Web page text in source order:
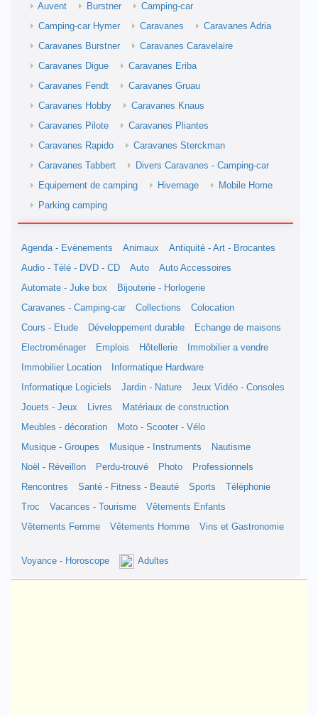
Auvent
Burstner
Camping-car
Camping-car Hymer
Caravanes
Caravanes Adria
Caravanes Burstner
Caravanes Caravelaire
Caravanes Digue
Caravanes Eriba
Caravanes Fendt
Caravanes Gruau
Caravanes Hobby
Caravanes Knaus
Caravanes Pilote
Caravanes Pliantes
Caravanes Rapido
Caravanes Sterckman
Caravanes Tabbert
Divers Caravanes - Camping-car
Equipement de camping
Hivernage
Mobile Home
Parking camping
Agenda - Evènements Animaux
Antiquité - Art - Brocantes
Audio - Télé - DVD - CD
Auto
Auto Accessoires
Automate - Juke box
Bijouterie - Horlogerie
Caravanes - Camping-car
Collections
Colocation
Cours - Etude
Développement durable
Echange de maisons
Electroménager
Emplois Hôtellerie
Immobilier a vendre
Immobilier Location
Informatique Hardware
Informatique Logiciels
Jardin - Nature
Jeux Vidéo - Consoles
Jouets - Jeux
Livres
Matériaux de construction
Meubles - décoration
Moto - Scooter - Vélo
Musique - Groupes
Musique - Instruments
Nautisme
Noël - Réveillon
Perdu-trouvé Photo
Professionnels
Rencontres
Santé - Fitness - Beauté Sports
Téléphonie
Troc
Vacances - Tourisme
Vêtements Enfants
Vêtements Femme
Vêtements Homme Vins et Gastronomie
Voyance - Horoscope Adultes